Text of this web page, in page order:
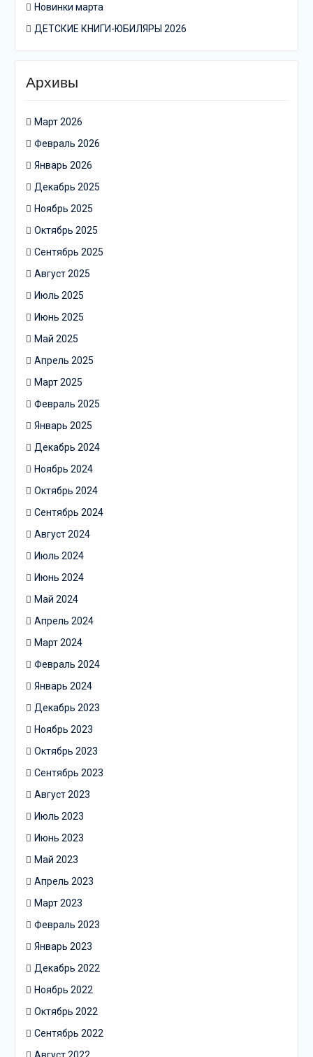
Новинки марта
ДЕТСКИЕ КНИГИ-ЮБИЛЯРЫ 2026
Архивы
Март 2026
Февраль 2026
Январь 2026
Декабрь 2025
Ноябрь 2025
Октябрь 2025
Сентябрь 2025
Август 2025
Июль 2025
Июнь 2025
Май 2025
Апрель 2025
Март 2025
Февраль 2025
Январь 2025
Декабрь 2024
Ноябрь 2024
Октябрь 2024
Сентябрь 2024
Август 2024
Июль 2024
Июнь 2024
Май 2024
Апрель 2024
Март 2024
Февраль 2024
Январь 2024
Декабрь 2023
Ноябрь 2023
Октябрь 2023
Сентябрь 2023
Август 2023
Июль 2023
Июнь 2023
Май 2023
Апрель 2023
Март 2023
Февраль 2023
Январь 2023
Декабрь 2022
Ноябрь 2022
Октябрь 2022
Сентябрь 2022